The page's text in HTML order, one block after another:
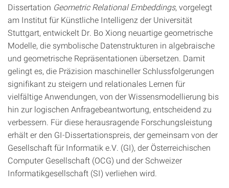
Dissertation Geometric Relational Embeddings, vorgelegt
am Institut für Künstliche Intelligenz der Universität
Stuttgart, entwickelt Dr. Bo Xiong neuartige geometrische
Modelle, die symbolische Datenstrukturen in algebraische
und geometrische Repräsentationen übersetzen. Damit
gelingt es, die Präzision maschineller Schlussfolgerungen
signifikant zu steigern und relationales Lernen für
vielfältige Anwendungen, von der Wissensmodellierung bis
hin zur logischen Anfragebeantwortung, entscheidend zu
verbessern. Für diese herausragende Forschungsleistung
erhält er den GI-Dissertationspreis, der gemeinsam von der
Gesellschaft für Informatik e.V. (GI), der Österreichischen
Computer Gesellschaft (OCG) und der Schweizer
Informatikgesellschaft (SI) verliehen wird.